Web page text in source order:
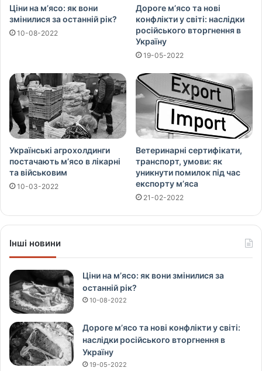
Ціни на м’ясо: як вони
змінилися за останній рік?
10-08-2022
Дороге м’ясо та нові
конфлікти у світі: наслідки
російського вторгнення в
Україну
19-05-2022
Українські агрохолдинги
постачають м’ясо в лікарні
та військовим
10-03-2022
Ветеринарні сертифікати,
транспорт, умови: як
уникнути помилок під час
експорту м’яса
21-02-2022
Інші новини
Ціни на м’ясо: як вони змінилися за
останній рік?
10-08-2022
Дороге м’ясо та нові конфлікти у світі:
наслідки російського вторгнення в
Україну
19-05-2022